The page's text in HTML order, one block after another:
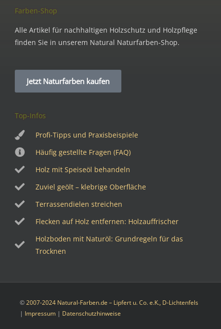
Farben-Shop
Alle Artikel für nachhaltigen Holzschutz und Holzpflege
finden Sie in unserem Natural Naturfarben-Shop.
Jetzt Naturfarben kaufen
Top-Infos
Profi-Tipps und Praxisbeispiele
Häufig gestellte Fragen (FAQ)
Holz mit Speiseöl behandeln
Zuviel geölt – klebrige Oberfläche
Terrassendielen streichen
Flecken auf Holz entfernen: Holzauffrischer
Holzboden mit Naturöl: Grundregeln für das
Trocknen
©2007-2024 Natural-Farben.de – Lipfert u. Co. e.K., D-Lichtenfels
| Impressum | Datenschutzhinweise